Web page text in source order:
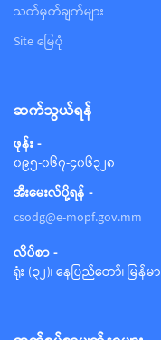
သတ်မှတ်ချက်များ
Site မြေပုံ
ဆက်သွယ်ရန်
ဖုန်း -
၀၉၅-၀၆၇-၄၀၆၃၂၈
အီးမေးလ်ပို့ရန် -
csodg@e-mopf.gov.mm
လိပ်စာ -
ရုံး (၃၂)၊ နေပြည်တော်၊ မြန်မာ